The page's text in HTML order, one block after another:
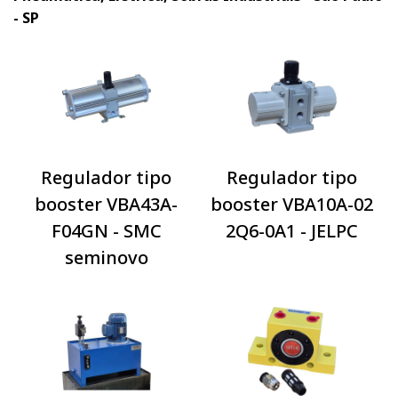
- SP
Regulador tipo
booster VBA43A-
F04GN - SMC
seminovo
Regulador tipo
booster VBA10A-02
2Q6-0A1 - JELPC